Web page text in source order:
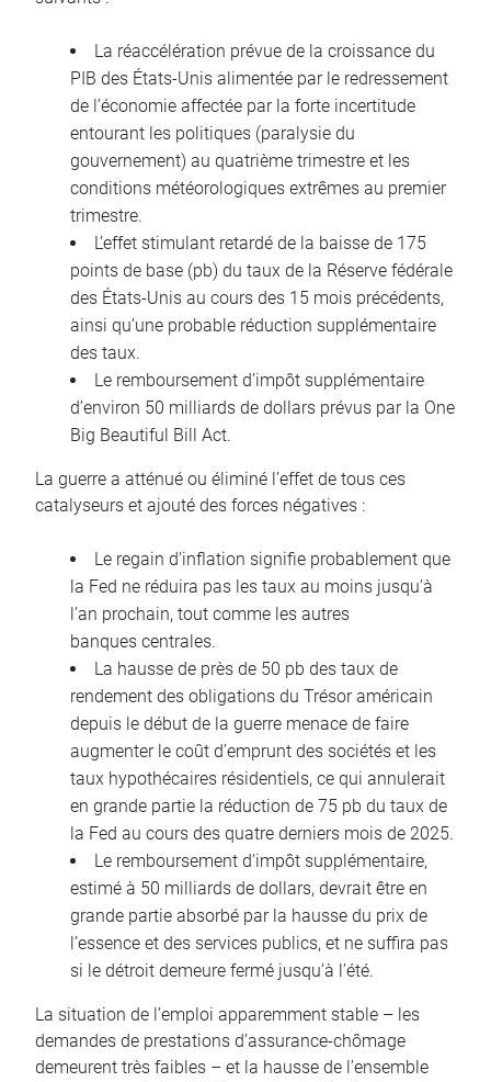
La réaccélération prévue de la croissance du
PIB des États-Unis alimentée par le redressement
de l’économie affectée par la forte incertitude
entourant les politiques (paralysie du
gouvernement) au quatrième trimestre et les
conditions météorologiques extrêmes au premier
trimestre.
L’effet stimulant retardé de la baisse de 175
points de base (pb) du taux de la Réserve fédérale
des États-Unis au cours des 15 mois précédents,
ainsi qu’une probable réduction supplémentaire
des taux.
Le remboursement d’impôt supplémentaire
d’environ 50 milliards de dollars prévus par la One
Big Beautiful Bill Act.
La guerre a atténué ou éliminé l’effet de tous ces
catalyseurs et ajouté des forces négatives :
Le regain d’inflation signifie probablement que
la Fed ne réduira pas les taux au moins jusqu’à
l’an prochain, tout comme les autres
banques centrales.
La hausse de près de 50 pb des taux de
rendement des obligations du Trésor américain
depuis le début de la guerre menace de faire
augmenter le coût d’emprunt des sociétés et les
taux hypothécaires résidentiels, ce qui annulerait
en grande partie la réduction de 75 pb du taux de
la Fed au cours des quatre derniers mois de 2025.
Le remboursement d’impôt supplémentaire,
estimé à 50 milliards de dollars, devrait être en
grande partie absorbé par la hausse du prix de
l’essence et des services publics, et ne suffira pas
si le détroit demeure fermé jusqu’à l’été.
La situation de l’emploi apparemment stable – les
demandes de prestations d’assurance-chômage
demeurent très faibles – et la hausse de l’ensemble